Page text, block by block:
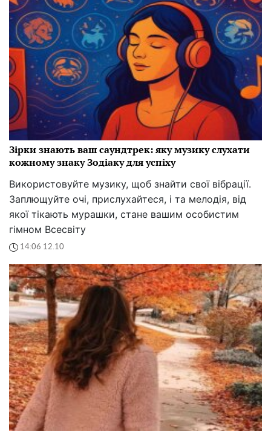
Зірки знають ваш саундтрек: яку музику слухати
кожному знаку Зодіаку для успіху
Використовуйте музику, щоб знайти свої вібрації.
Заплющуйте очі, прислухайтеся, і та мелодія, від
якої тікають мурашки, стане вашим особистим
гімном Всесвіту
14:06 12.10